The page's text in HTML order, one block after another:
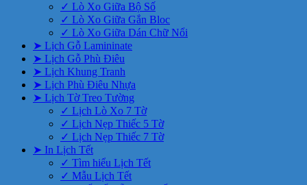
✓ Lò Xo Giữa Bộ Số
✓ Lò Xo Giữa Gắn Bloc
✓ Lò Xo Giữa Dán Chữ Nổi
➤ Lịch Gỗ Lamininate
➤ Lịch Gỗ Phù Điêu
➤ Lịch Khung Tranh
➤ Lịch Phù Điêu Nhựa
➤ Lịch Tờ Treo Tường
✓ Lịch Lò Xo 7 Tờ
✓ Lịch Nẹp Thiếc 5 Tờ
✓ Lịch Nẹp Thiếc 7 Tờ
➤ In Lịch Tết
✓ Tìm hiểu Lịch Tết
✓ Mẫu Lịch Tết